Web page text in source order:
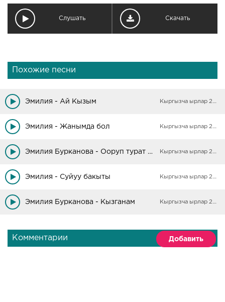
Слушать Скачать
Похожие песни
Эмилия - Ай Кызым Кыргызча ырлар 2025
Эмилия - Жанымда бол Кыргызча ырлар 2025
Эмилия Бурканова - Ооруп турат жүрөгүм Кыргызча ырлар 2025
Эмилия - Суйуу бакыты Кыргызча ырлар 2025
Эмилия Бурканова - Кызганам Кыргызча ырлар 2025
Комментарии Добавить